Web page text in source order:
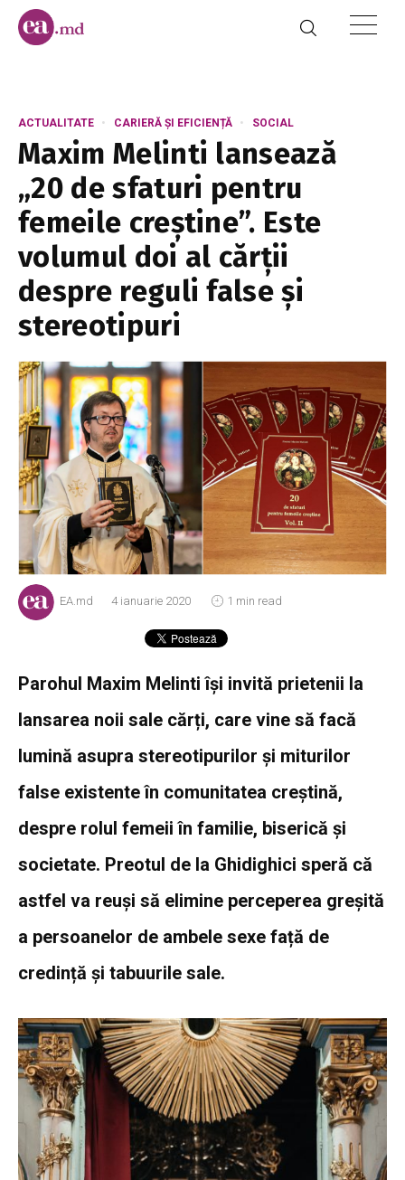
ACTUALITATE CARIERĂ ȘI EFICIENȚĂ SOCIAL
Maxim Melinti lansează
„20 de sfaturi pentru
femeile creștine”. Este
volumul doi al cărții
despre reguli false și
stereotipuri
EA.md 4 ianuarie 2020 1 min read
Parohul Maxim Melinti își invită prietenii la
lansarea noii sale cărți, care vine să facă
lumină asupra stereotipurilor și miturilor
false existente în comunitatea creștină,
despre rolul femeii în familie, biserică și
societate. Preotul de la Ghidighici speră că
astfel va reuși să elimine perceperea greșită
a persoanelor de ambele sexe față de
credință și tabuurile sale.